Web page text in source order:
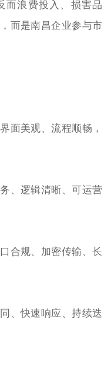
而浪费投入、损害品
而是南昌企业参与市
面美观、流程顺畅，
、逻辑清晰、可运营
合规、加密传输、长
、快速响应、持续迭